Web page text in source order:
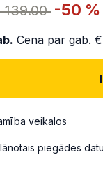
139.00 -50 %
Cena par gab.
veikalos
piegādes